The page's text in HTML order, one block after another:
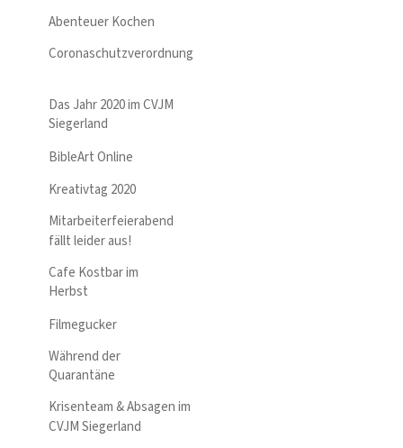
Abenteuer Kochen
Coronaschutzverordnung
Das Jahr 2020 im CVJM
Siegerland
BibleArt Online
Kreativtag 2020
Mitarbeiterfeierabend
fällt leider aus!
Cafe Kostbar im
Herbst
Filmegucker
Während der
Quarantäne
Krisenteam & Absagen im
CVJM Siegerland